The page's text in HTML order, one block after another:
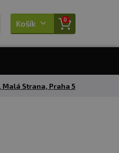
Košík 0
Malá Strana, Praha 5